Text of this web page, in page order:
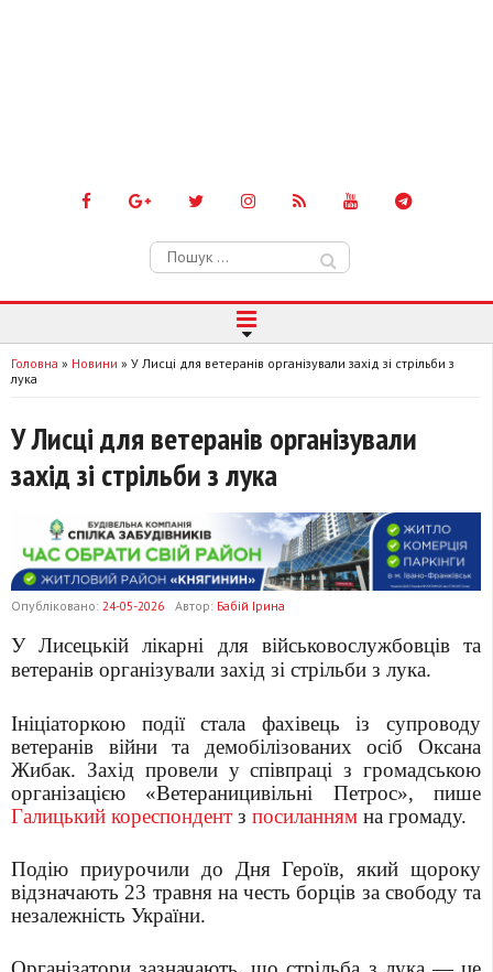
Пошук:
Головна » Новини » У Лисці для ветеранів організували захід зі стрільби з
лука
У Лисці для ветеранів організували
захід зі стрільби з лука
Опубліковано: 24-05-2026 Автор: Бабій Ірина
У Лисецькій лікарні для військовослужбовців та
ветеранів організували захід зі стрільби з лука.
Ініціаторкою події стала фахівець із супроводу
ветеранів війни та демобілізованих осіб Оксана
Жибак. Захід провели у співпраці з громадською
організацією «Ветераницивільні Петрос», пише
Галицький кореспондент з посиланням на громаду.
Подію приурочили до Дня Героїв, який щороку
відзначають 23 травня на честь борців за свободу та
незалежність України.